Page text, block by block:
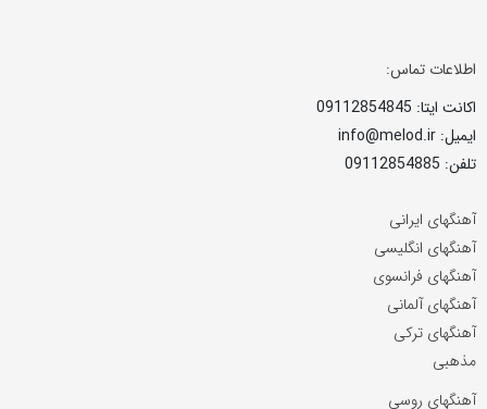
اطلاعات تماس:
اکانت ایتا: 09112854845
ایمیل: info@melod.ir
تلفن: 09112854885
آهنگهای ایرانی
آهنگهای انگلیسی
آهنگهای فرانسوی
آهنگهای آلمانی
آهنگهای ترکی
مذهبی
آهنگهای روسی